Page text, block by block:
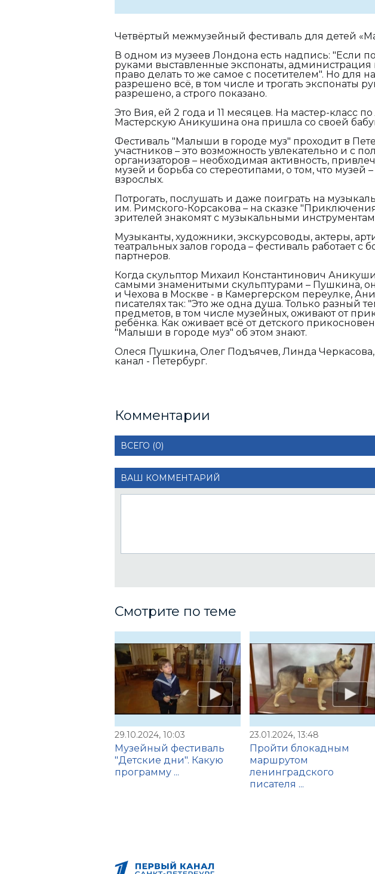
Четвёртый межмузейный фестиваль для детей
В одном из музеев Лондона есть надпись: "Если
руками выставленные экспонаты, администрация
право делать то же самое с посетителем". Но для
разрешено всё, в том числе и трогать экспонаты
разрешено, а строго показано.
Это Вия, ей 2 года и 11 месяцев. На мастер-класс
Мастерскую Аникушина она пришла со своей
Фестиваль "Малыши в городе муз" проходит в
участников – это возможность увлекательно и с
организаторов – необходимая активность,
музей и борьба со стереотипами, о том, что музей
взрослых.
Потрогать, послушать и даже поиграть на
им. Римского-Корсакова – на сказке
зрителей знакомят с музыкальными
Музыканты, художники, экскурсоводы, актеры,
театральных залов города – фестиваль работает с
партнеров.
Когда скульптор Михаил Константинович
самыми знаменитыми скульптурами – Пушкина,
и Чехова в Москве - в Камергерском переулке,
писателях так: "Это же одна душа. Только разный
предметов, в том числе музейных, оживают от
ребёнка. Как оживает всё от детского
"Малыши в городе муз" об этом знают.
Олеся Пушкина, Олег Подъячев, Линда
канал - Петербург.
Комментарии
ВСЕГО (0)
ВАШ КОММЕНТАРИЙ
Смотрите по теме
29.10.2024, 10:03
Музейный фестиваль
"Детские дни". Какую
программу ...
23.01.2024, 13:48
Пройти блокадным
маршрутом
ленинградского
писателя ...